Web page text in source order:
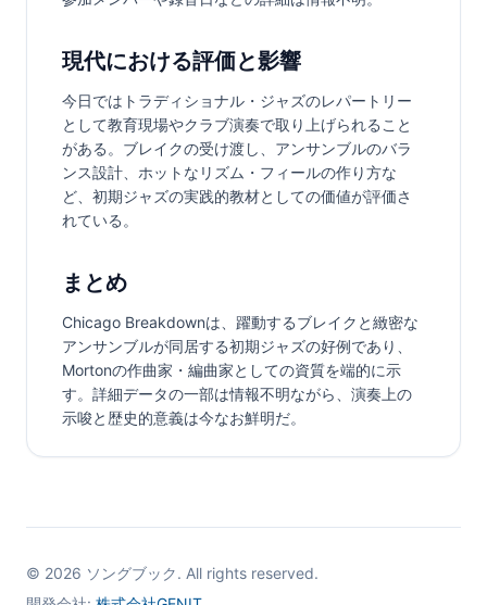
現代における評価と影響
今日ではトラディショナル・ジャズのレパートリー
として教育現場やクラブ演奏で取り上げられること
がある。ブレイクの受け渡し、アンサンブルのバラ
ンス設計、ホットなリズム・フィールの作り方な
ど、初期ジャズの実践的教材としての価値が評価さ
れている。
まとめ
Chicago Breakdownは、躍動するブレイクと緻密な
アンサンブルが同居する初期ジャズの好例であり、
Mortonの作曲家・編曲家としての資質を端的に示
す。詳細データの一部は情報不明ながら、演奏上の
示唆と歴史的意義は今なお鮮明だ。
© 2026 ソングブック. All rights reserved.